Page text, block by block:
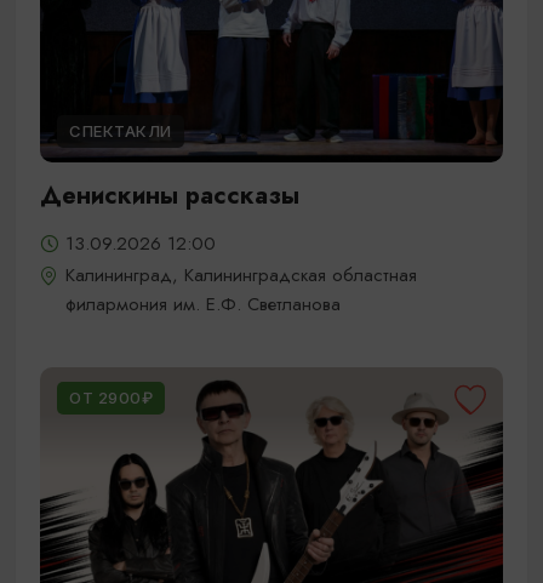
СПЕКТАКЛИ
Денискины рассказы
13.09.2026 12:00
Калининград, Калининградская областная
филармония им. Е.Ф. Светланова
ОТ 2900₽